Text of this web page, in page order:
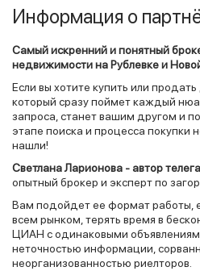
Информация о
Самый искренний и понятный
недвижимости на Рублевке и
Если вы хотите купить или
который сразу поймет каждый
запроса, станет вашим другом и
этапе поиска и процесса покупки
нашли!
Светлана Ларионова - автор
опытный брокер и эксперт по
Вам подойдет ее формат работы,
всем рынком, терять время в
ЦИАН с одинаковыми
неточностью информации,
неорганизованностью риелторов.